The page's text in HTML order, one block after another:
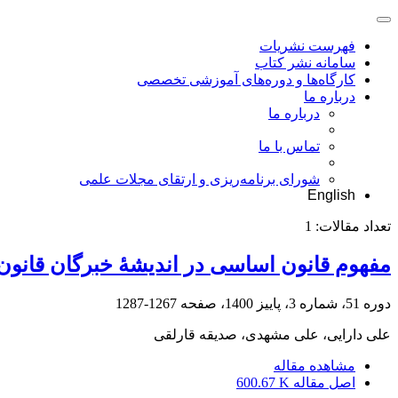
فهرست نشریات
سامانه نشر کتاب
کارگاه‌ها و دوره‌های آموزشی تخصصی
درباره ما
درباره ما
تماس با ما
شورای برنامه‌ریزی و ارتقای مجلات علمی
English
تعداد مقالات: 1
مفهوم قانون اساسی در اندیشۀ خبرگان
دوره 51، شماره 3، پاییز 1400، صفحه 1267-1287
علی دارایی، علی مشهدی، صدیقه قارلقی
مشاهده مقاله
اصل مقاله 600.67 K